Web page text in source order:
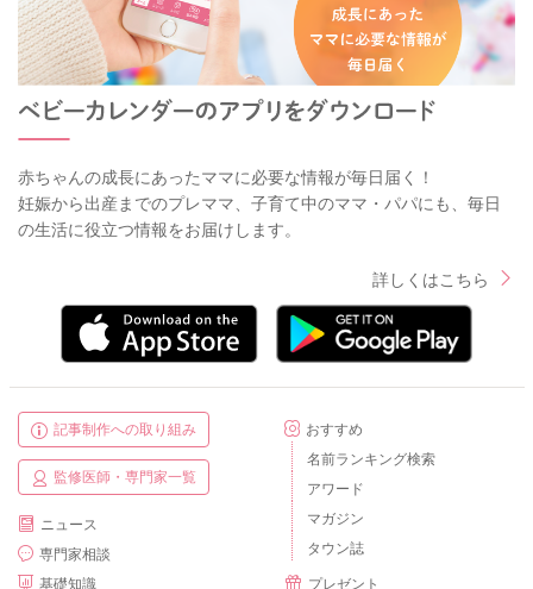
赤ちゃんの成長にあったママに必要な情報が毎日届く！
妊娠から出産までのプレママ、子育て中のママ・パパにも、毎日
の生活に役立つ情報をお届けします。
詳しくはこちら
記事制作への取り組み
監修医師・専門家一覧
ニュース
専門家相談
基礎知識
おすすめ
名前ランキング検索
アワード
マガジン
タウン誌
プレゼント